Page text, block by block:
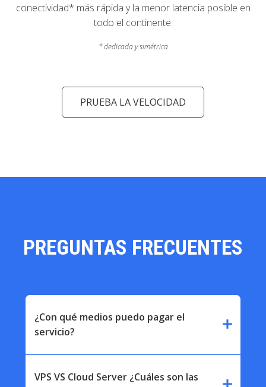
conectividad* más rápida y la menor latencia posible en
todo el continente.
* dedicada y simétrica
PRUEBA LA VELOCIDAD
PREGUNTAS FRECUENTES
¿Con qué medios puedo pagar el
servicio?
add
VPS VS Cloud Server ¿Cuáles son las